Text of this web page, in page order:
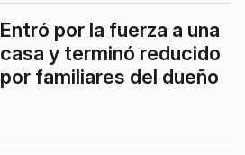
Entró por la fuerza a una
casa y terminó reducido
por familiares del dueño